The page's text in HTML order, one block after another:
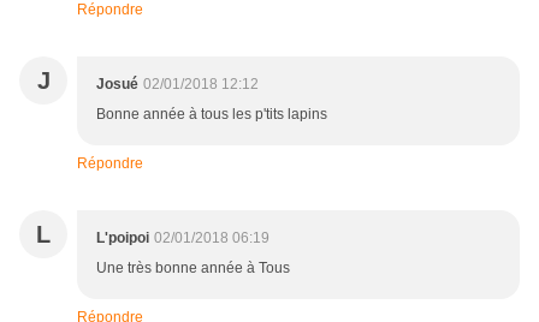
Répondre
J Josué 02/01/2018 12:12
Bonne année à tous les p'tits lapins
Répondre
L L'poipoi 02/01/2018 06:19
Une très bonne année à Tous
Répondre